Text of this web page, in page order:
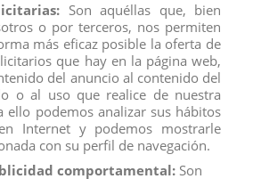
Para Menores De 4 Años
de nuestrocatálogoobtienen el
la U.E.
en 24/48 horas en su
de unchatdonde le atendemos
sus dudas.
Son aquéllas que, bien
o por terceros, nos permiten
más eficaz posible la oferta de
que hay en la página web,
del anuncio al contenido del
o al uso que realice de nuestra
ello podemos analizar sus hábitos
Internet y podemos mostrarle
con su perfil de navegación.
comportamental: Son